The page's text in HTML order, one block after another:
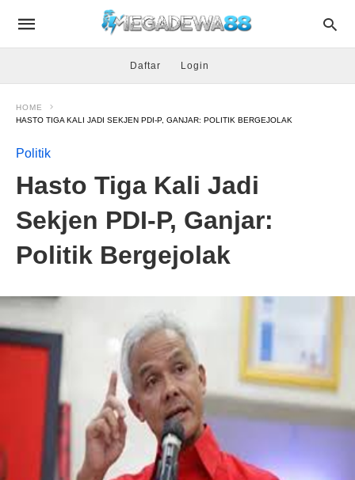
Daftar Login
HOME
HASTO TIGA KALI JADI SEKJEN PDI-P, GANJAR: POLITIK BERGEJOLAK
Politik
Hasto Tiga Kali Jadi
Sekjen PDI-P, Ganjar:
Politik Bergejolak